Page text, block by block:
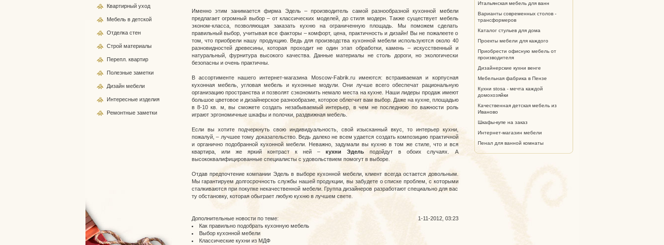
Именно этим занимается фирма Эдель – производитель самой разнообразной кухонной мебели
предлагает огромный выбор – от классических моделей, до стиля модерн. Также существует мебель
эконом-класса, позволяющая заказать кухню на ограниченную площадь. Мы поможем сделать
правильный выбор, учитывая все факторы – комфорт, цена, практичность и дизайн! Вы не пожалеете о
том, что приобрели нашу продукцию. Ведь для производства кухонной мебели используются около 40
разновидностей древесины, которая проходит не один этап обработки, камень – искусственный и
натуральный, фурнитура высокого качества. Данные материалы не столь дороги, но экологически
безопасны и очень практичны.
В ассортименте нашего интернет-магазина Moscow-Fabrik.ru имеются: встраиваемая и корпусная
кухонная мебель, угловая мебель и кухонные модули. Они лучше всего обеспечат рациональную
организацию пространства и позволят сэкономить немало места на кухне. Наши лидеры продаж имеют
большое цветовое и дизайнерское разнообразие, которое облегчит вам выбор. Даже на кухне, площадью
в 8-10 кв. м, вы сможете создать незабываемый интерьер, в чем не последнюю по важности роль
играют эргономичные шкафы и полочки, раздвижная мебель.
Если вы хотите подчеркнуть свою индивидуальность, свой изысканный вкус, то интерьер кухни,
пожалуй, – лучшее тому доказательство. Ведь далеко не всем удается создать композицию практичной
и органично подобранной кухонной мебели. Неважно, задумали вы кухню в том же стиле, что и вся
квартира, или же яркий контраст к ней –кухни Эдель подойдут в обоих случаях. А
высококвалифицированные специалисты с удовольствием помогут в выборе.
Отдав предпочтение компании Эдель в выборе кухонной мебели, клиент всегда остается довольным.
Мы гарантируем долгосрочность службы нашей продукции, вы забудете о списке проблем, с которыми
сталкиваются при покупке некачественной мебели. Группа дизайнеров разработают специально для вас
ту обстановку, которая обыграет любую кухню в лучшем свете.
1-11-2012, 03:23
Дополнительные новости по теме:
Как правильно подобрать кухонную мебель
Выбор кухонной мебели
Классические кухни из МДФ
Квартирный уход
Мебель в детской
Отделка стен
Строй материалы
Перепл. квартир
Полезные заметки
Дизайн мебели
Интересные изделия
Ремонтные заметки
Итальянская мебель для ванн
Варианты современных столов -
трансформеров
Каталог стульев для дома
Проекты мебели для каждого
Приобрести офисную мебель от
производителя
Дизайнерские кухни венге
Мебельная фабрика в Пензе
Кухни stosa - мечта каждой
домохозяйки
Качественная детская мебель из
Иваново
Шкафы-купе на заказ
Интернет-магазин мебели
Пенал для ванной комнаты